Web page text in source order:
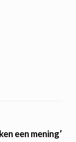
een mening’